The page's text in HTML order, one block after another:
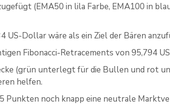
(EMA50 in lila Farbe, EMA100 in
US-Dollar wäre als ein Ziel der Bären
Fibonacci-Retracements von 95,794
(grün unterlegt für die Bullen und rot
helfen.
Punkten noch knapp eine neutrale